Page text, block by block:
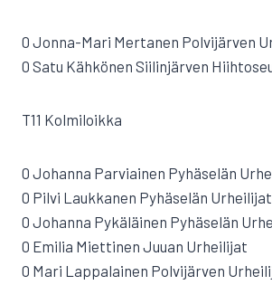
0 Jonna-Mari Mertanen Polvijärven
0 Satu Kähkönen Siilinjärven
T11 Kolmiloikka
0 Johanna Parviainen Pyhäselän
0 Pilvi Laukkanen Pyhäselän Urheilijat
0 Johanna Pykäläinen Pyhäselän
0 Emilia Miettinen Juuan Urheilijat
0 Mari Lappalainen Polvijärven